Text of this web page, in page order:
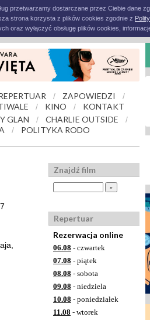
przetwarzamy dostarczane przez Ciebie dane
strona korzysta z plików cookies zgodnie z
oraz wyłączyć obsługę plików cookies,
/ ZAPOWIEDZI /
/ KINO /
KONTAKT
GLAN / CHARLIE OUTSIDE /
/ POLITYKA RODO
Znajdź film
Repertuar
Rezerwacja online
06.08 - czwartek
07.08 - piątek
08.08 - sobota
09.08 - niedziela
10.08 - poniedziałek
11.08 - wtorek